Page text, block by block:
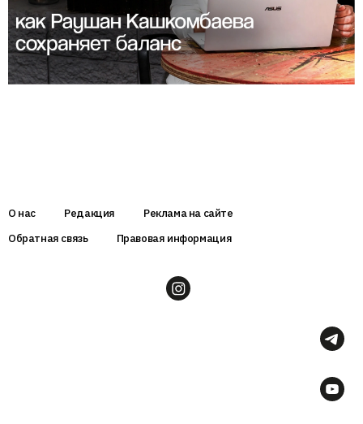
О нас Редакция
Реклама на сайте
Обратная связь
Правовая информация